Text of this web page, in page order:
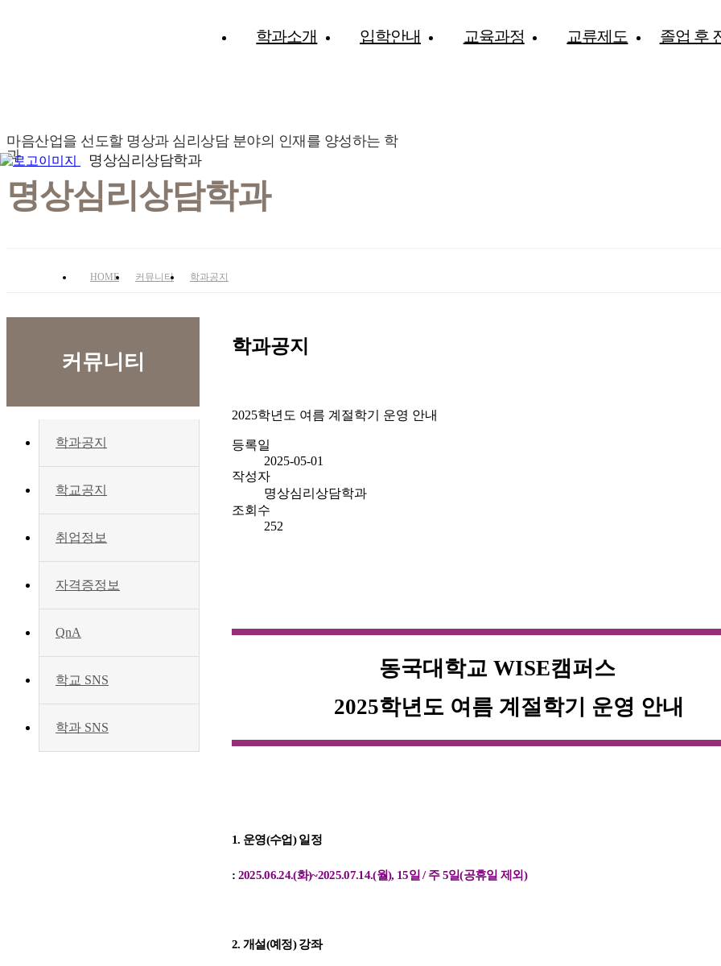
명상심리상담학과
학과소개 입학안내 교육과정 교류제도 졸업 후
마음산업을 선도할 명상과 심리상담 분야의 인재를 양성하는 학
과
명상심리상담학과
HOME 커뮤니티 학과공지
커뮤니티
학과공지
학교공지
취업정보
자격증정보
QnA
학교 SNS
학과 SNS
학과공지
2025학년도 여름 계절학기 운영 안내
등록일
2025-05-01
작성자
명상심리상담학과
조회수
252
동국대학교 WISE캠퍼스
2025학년도 여름 계절학기 운영 안내
1. 운영(수업)일정
: 2025.06.24.(화)~2025.07.14.(월), 15일/주5일(공휴일 제외)
2. 개설(예정)강좌